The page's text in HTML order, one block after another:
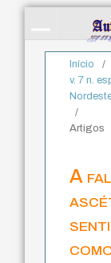
Início /
v. 7 n.
/
Artigos
A